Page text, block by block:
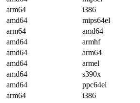
arm64
i386
amd64
mips64el
arm64
amd64
amd64
armhf
amd64
arm64
amd64
armel
amd64
s390x
amd64
ppc64el
arm64
i386